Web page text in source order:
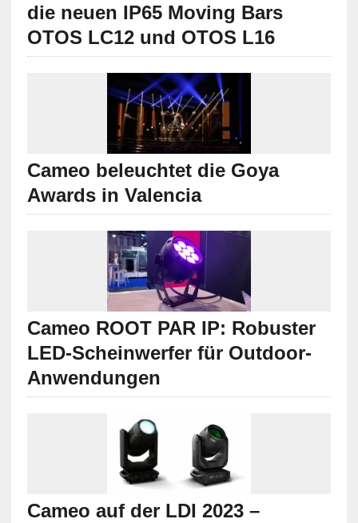
die neuen IP65 Moving Bars
OTOS LC12 und OTOS L16
Cameo beleuchtet die Goya
Awards in Valencia
Cameo ROOT PAR IP: Robuster
LED-Scheinwerfer für Outdoor-
Anwendungen
Cameo auf der LDI 2023 –